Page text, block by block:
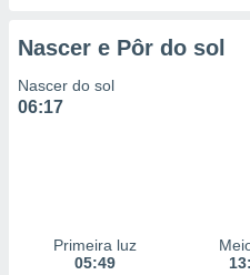
Nascer e Pôr do sol
Nascer do sol
06:17
Primeira luz
05:49